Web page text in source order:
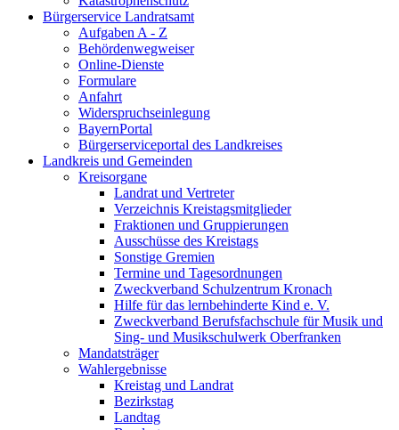
Bürgerservice Landratsamt
Aufgaben A - Z
Behördenwegweiser
Online-Dienste
Formulare
Anfahrt
Widerspruchseinlegung
BayernPortal
Bürgerserviceportal des Landkreises
Landkreis und Gemeinden
Kreisorgane
Landrat und Vertreter
Verzeichnis Kreistagsmitglieder
Fraktionen und Gruppierungen
Ausschüsse des Kreistags
Sonstige Gremien
Termine und Tagesordnungen
Zweckverband Schulzentrum Kronach
Hilfe für das lernbehinderte Kind e. V.
Zweckverband Berufsfachschule für Musik und
Sing- und Musikschulwerk Oberfranken
Mandatsträger
Wahlergebnisse
Kreistag und Landrat
Bezirkstag
Landtag